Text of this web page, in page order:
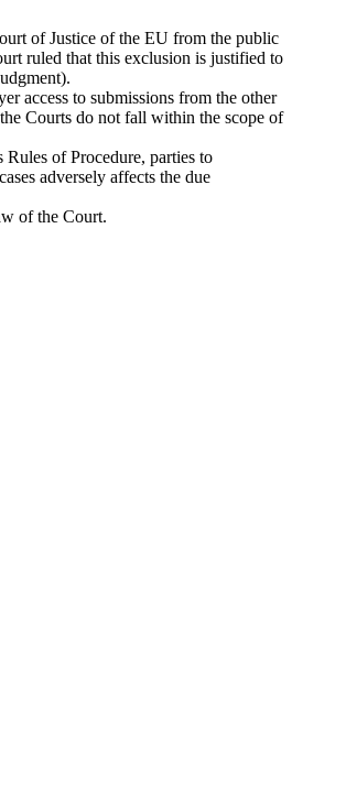
of Justice of the EU from the public
ruled that this exclusion is justified to
access to submissions from the other
Courts do not fall within the scope of
of Procedure, parties to
adversely affects the due
of the Court.